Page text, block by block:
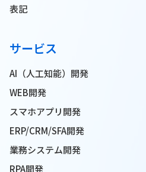
表記
サービス
AI（人工知能）開発
WEB開発
スマホアプリ開発
ERP/CRM/SFA開発
業務システム開発
RPA開発